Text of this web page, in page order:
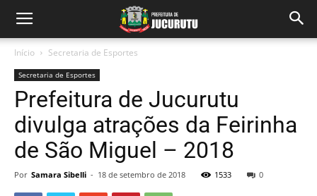
Início Secretaria de Esportes
Secretaria de Esportes
Prefeitura de Jucurutu
divulga atrações da Feirinha
de São Miguel – 2018
Por Samara Sibelli - 18 de setembro de 2018 1533 0